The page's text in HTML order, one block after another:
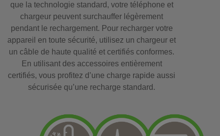
que la technologie standard, votre téléphone et
chargeur peuvent surchauffer légèrement
pendant le rechargement. Pour recharger votre
appareil en toute sécurité, utilisez un chargeur et
un câble de haute qualité et certifiés conformes.
En utilisant des accessoires entièrement
certifiés, vous profitez d’une charge rapide aussi
sécurisée qu’une recharge standard.